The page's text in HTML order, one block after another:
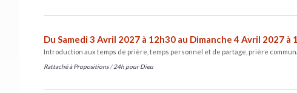
Du Samedi 3 Avril 2027 à 12h30 au Dimanche 4 Avril 2027 à
Introduction aux temps de prière, temps personnel et de partage, prière
Rattaché à Propositions /24h pour Dieu